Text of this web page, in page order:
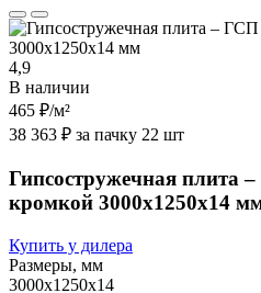
4,9
В наличии
465 ₽/м²
38 363 ₽ за пачку 22 шт
Гипсостружечная плита
кромкой 3000х1250х14
Купить у дилера
Размеры, мм
3000х1250х14